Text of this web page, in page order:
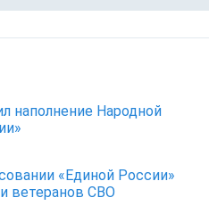
наполнение Народной
«Единой России»
ветеранов СВО